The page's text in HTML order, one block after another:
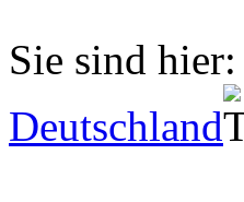
Sie sind hier:
Deutschland